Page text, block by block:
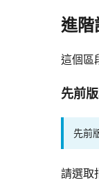
進階
這個區
先前
先前
請選取